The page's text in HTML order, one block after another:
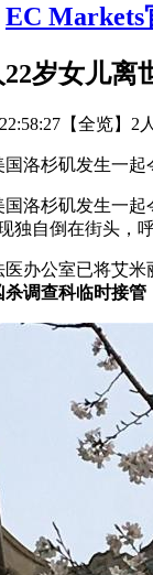
EC Markets
岁女儿离
【全览】 2
洛杉矶发生一
国洛杉矶发生一
现独自倒在街头
办公室已将艾米
杀调查科临时接管